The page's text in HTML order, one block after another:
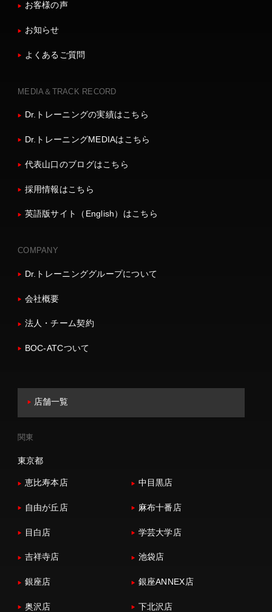
お客様の声
お知らせ
よくあるご質問
MEDIA＆TRACK RECORD
Dr.トレーニングの実績はこちら
Dr.トレーニングMEDIAはこちら
代表山口のブログはこちら
採用情報はこちら
英語版サイト（English）はこちら
COMPANY
Dr.トレーニンググループについて
会社概要
法人・チーム契約
BOC-ATCついて
店舗一覧
関東
東京都
恵比寿本店 中目黒店
自由が丘店 麻布十番店
目白店 学芸大学店
吉祥寺店 池袋店
銀座店 銀座ANNEX店
奥沢店 下北沢店